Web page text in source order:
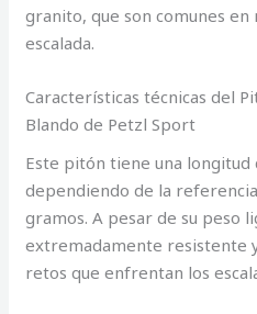
granito, que son comunes en
escalada.
Características técnicas del
Blando de Petzl Sport
Este pitón tiene una longitud
dependiendo de la
gramos. A pesar de su peso
extremadamente resistente
retos que enfrentan los